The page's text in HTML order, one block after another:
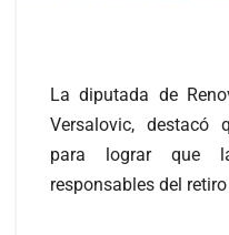
La diputada de
Versalovic, destacó
para lograr que
responsables del